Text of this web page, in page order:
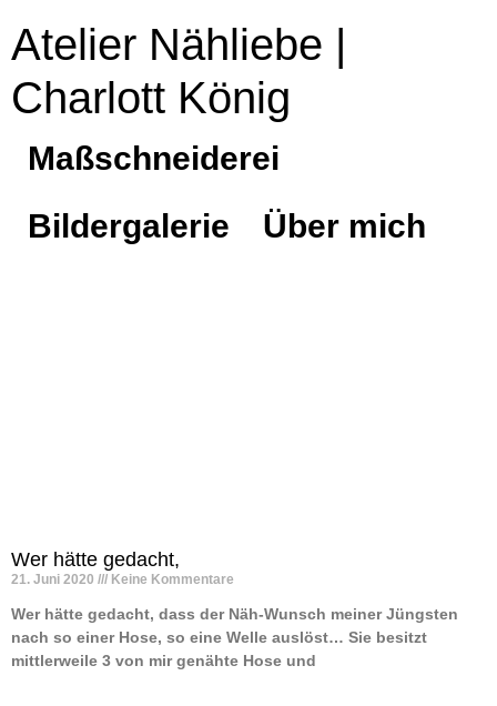
Atelier Nähliebe |
Charlott König
Maßschneiderei
Bildergalerie
Über mich
Wer hätte gedacht,
21. Juni 2020 Keine Kommentare
Wer hätte gedacht, dass der Näh-Wunsch meiner Jüngsten
nach so einer Hose, so eine Welle auslöst… Sie besitzt
mittlerweile 3 von mir genähte Hose und